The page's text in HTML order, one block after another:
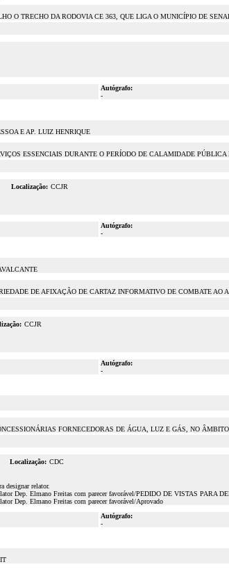
O TRECHO DA RODOVIA CE 363, QUE LIGA O MUNICÍPIO DE
Autógrafo:
-
E AP. LUIZ HENRIQUE
ESSENCIAIS DURANTE O PERÍODO DE CALAMIDADE
Localização: CCJR
Autógrafo:
-
DE AFIXAÇÃO DE CARTAZ INFORMATIVO DE COMBATE
CCJR
Autógrafo:
-
FORNECEDORAS DE ÁGUA, LUZ E GÁS, NO
Localização: CDC
designar relator.
Dep. Elmano Freitas com parecer favorável/PEDIDO DE VISTAS PARA
Dep. Elmano Freitas com parecer favorável/Aprovado
Autógrafo:
-